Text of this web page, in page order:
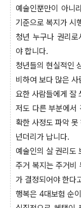
예술인뿐만이 아니
기준으로 복지가 시
청년 누구나 권리로
야 합니다.
청년들의 현실적인
비하여 보다 많은
요한 사람들에게 잘
저도 다른 부분에서
확한 사정도 파악 못
넌더리가 납니다.
예술인의 살 권리도
주거 복지는 주거비
가 결정되어야 한다
행복은 4대보험 순